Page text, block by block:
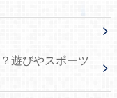
遊びやスポーツ